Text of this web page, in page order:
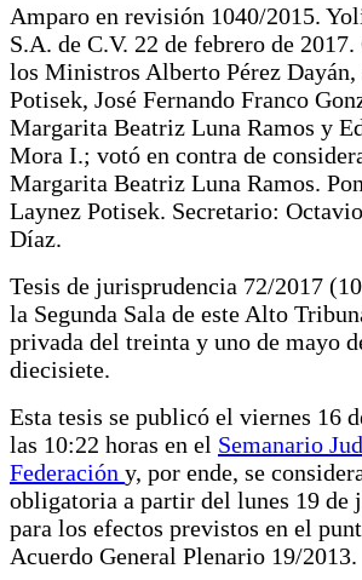
Amparo en revisión 1040/2015.
S.A. de C.V. 22 de febrero de
los Ministros Alberto Pérez Dayán,
Potisek, José Fernando Franco
Margarita Beatriz Luna Ramos y
Mora I.; votó en contra de
Margarita Beatriz Luna Ramos.
Laynez Potisek. Secretario:
Díaz.
Tesis de jurisprudencia 72/2017
la Segunda Sala de este Alto
privada del treinta y uno de mayo
diecisiete.
Esta tesis se publicó el viernes 16
las 10:22 horas en el Semanario
Federación y, por ende, se
obligatoria a partir del lunes 19 de
para los efectos previstos en el
Acuerdo General Plenario 19/2013.